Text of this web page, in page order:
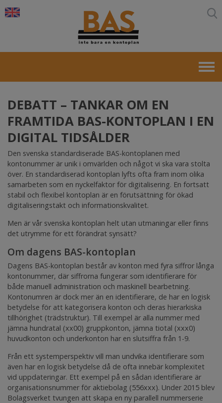
Kontoplaner
Produkter
+
Nyhetsbrev
Kontakt
About BAS
+
DEBATT – TANKAR OM EN
FRAMTIDA BAS-KONTOPLAN I EN
DIGITAL TIDSÅLDER
Den svenska standardiserade BAS-kontoplanen med
kontonummer är unik i omvärlden och något vi ska vara stolta
över. En standardiserad kontoplan lyfts ofta fram inom olika
samarbeten som en nyckelfaktor för digitalisering. En fortsatt
stabil och flexibel kontoplan är en förutsättning för ökad
digitaliseringstakt och informationskvalitet.
Men är vår svenska kontoplan helt utan utmaningar eller finns
det utrymme för ett förändrat synsätt?
Om dagens BAS-kontoplan
Dagens BAS-kontoplan består av konton med fyra siffror långa
kontonummer, där siffrorna fungerar som identifierare för
både manuell administration och maskinell bearbetning.
Kontonumren är dock mer än en identifierare, de har en logisk
betydelse för att kategorisera konton och deras hierarkiska
tillhörighet (trädstruktur). Till exempel är alla nummer med
jämna hundratal (xx00) gruppkonton, jämna tiotal (xxx0)
huvudkonton och underkonton har en slutsiffra från 1-9.
Från ett systemperspektiv vill man undvika identifierare som
även har en logisk betydelse då de ofta innebär komplexitet
vid uppdateringar. Ett exempel på en sådan identifierare är
organisationsnummer för aktiebolag (556xxx). Under 2015 blev
Bolagsverket tvungen att skapa en ny parallell nummerserie